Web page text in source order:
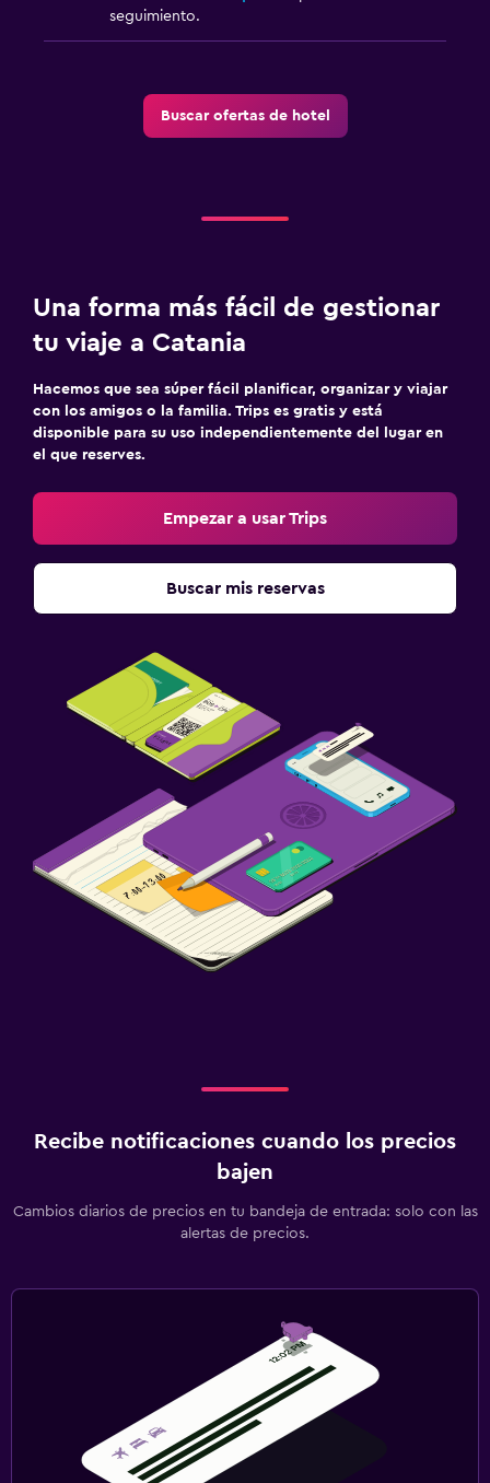
Servicios de lavandería/tintorería
Plancha y tabla de planchar
Perchero
Armario o clóset
Zona de trabajo
Uso de equipo informático disponible
Fax/fotocopiadora
Escritorio
Salud y seguridad
Ideal para familias
Cuna/cama nido disponibles
Libros, DVD, música para niños
seguimiento.
Buscar ofertas de hotel
Una forma más fácil de gestionar
tu viaje a Catania
Hacemos que sea súper fácil planificar, organizar y viajar
con los amigos o la familia. Trips es gratis y está
disponible para su uso independientemente del lugar en
el que reserves.
Empezar a usar Trips
Buscar mis reservas
Recibe notificaciones cuando los precios
bajen
Cambios diarios de precios en tu bandeja de entrada: solo con las
alertas de precios.